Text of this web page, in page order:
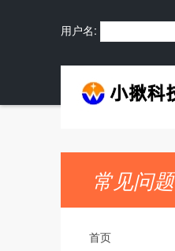
用户名:
常见问题
首页